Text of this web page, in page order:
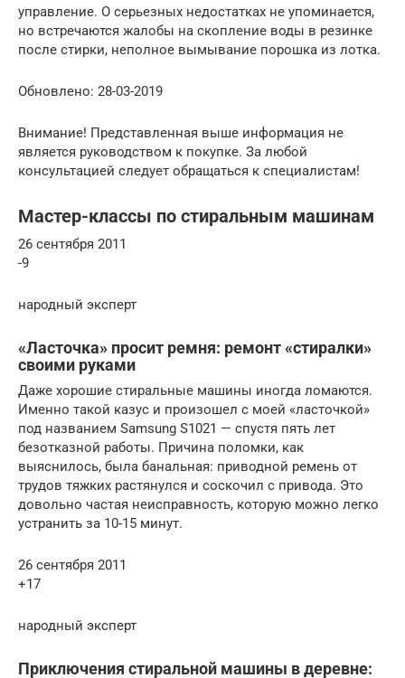
управление. О серьезных недостатках не упоминается,
но встречаются жалобы на скопление воды в резинке
после стирки, неполное вымывание порошка из лотка.
Обновлено: 28-03-2019
Внимание! Представленная выше информация не
является руководством к покупке. За любой
консультацией следует обращаться к специалистам!
Мастер-классы по стиральным машинам
26 сентября 2011
-9
народный эксперт
«Ласточка» просит ремня: ремонт «стиралки»
своими руками
Даже хорошие стиральные машины иногда ломаются.
Именно такой казус и произошел с моей «ласточкой»
под названием Samsung S1021 — спустя пять лет
безотказной работы. Причина поломки, как
выяснилось, была банальная: приводной ремень от
трудов тяжких растянулся и соскочил с привода. Это
довольно частая неисправность, которую можно легко
устранить за 10-15 минут.
26 сентября 2011
+17
народный эксперт
Приключения стиральной машины в деревне: